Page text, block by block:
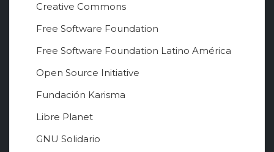
Creative Commons
Free Software Foundation
Free Software Foundation Latino América
Open Source Initiative
Fundación Karisma
Libre Planet
GNU Solidario